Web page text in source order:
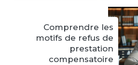
Comprendre les
motifs de refus de
prestation
compensatoire